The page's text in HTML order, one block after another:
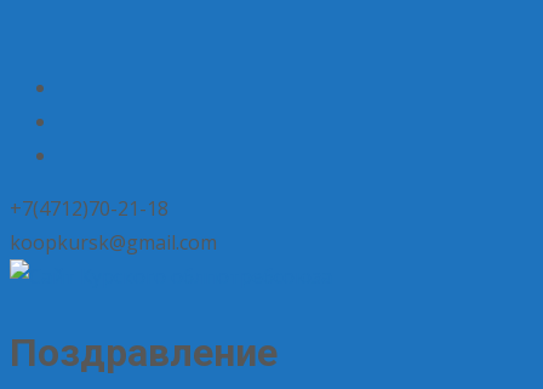
+7(4712)70-21-18
koopkursk@gmail.com
Поздравление